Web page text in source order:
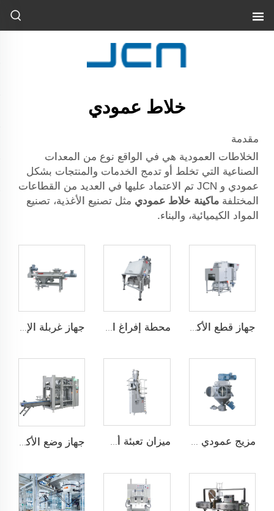
خلاط عمودي
مقدمة
الخلاطات العمودية هي في الواقع نوع من المعدات
الصناعية التي تخلط أو تدمج الخدمات والمنتجات بشكل
عمودي و JCN تم الاعتماد عليها في العديد من القطاعات
المختلفة ماكينة خلاط عمودي مثل تصنيع الأغذية، تصنيع
المواد الكيميائية، والبناء.
جهاز قطع الأكياس تلقائيًا محطة إفراغ الأكياس جهاز غربلة الإعصار
جهاز وضع الأكياس تلقائيًا JCN-G1-1A